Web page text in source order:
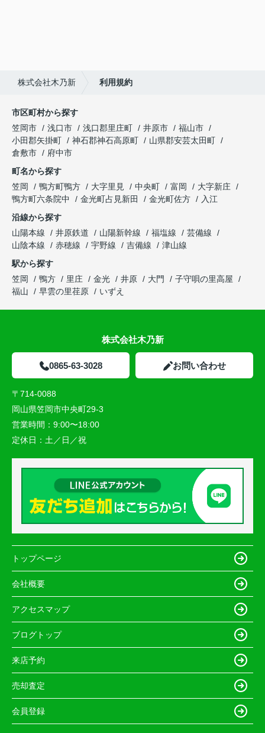
株式会社木乃新 利用規約
市区町村から探す
笠岡市
浅口市 浅口郡里庄町 井原市
福山市
小田郡矢掛町
神石郡神石高原町
山県郡安芸太田町
倉敷市
府中市
町名から探す
笠岡
鴨方町鴨方 大字里見 中央町 富岡
大字新庄
鴨方町六条院中
金光町占見新田 金光町佐方
入江
沿線から探す
山陽本線
井原鉄道 山陽新幹線 福塩線
芸備線
山陰本線
赤穂線 宇野線 吉備線
津山線
駅から探す
笠岡
鴨方 里庄 金光 井原 大門
子守唄の里高屋
福山
早雲の里荏原 いずえ
株式会社木乃新
0865-63-3028 お問い合わせ
〒714-0088
岡山県笠岡市中央町29-3
営業時間： 9:00〜18:00
定休日： 土／日／祝
トップページ
会社概要
アクセスマップ
ブログトップ
来店予約
売却査定
会員登録